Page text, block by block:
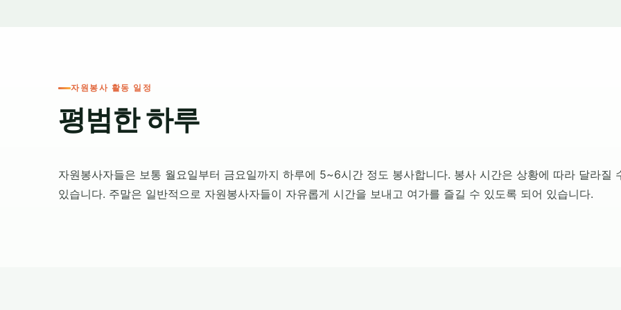
자원봉사 활동 일정
평범한 하루
자원봉사자들은 보통 월요일부터 금요일까지 하루에 5~6시간 정도 봉사합니다. 봉사 시간은 상황에 따라 달라질
있습니다. 주말은 일반적으로 자원봉사자들이 자유롭게 시간을 보내고 여가를 즐길 수 있도록 되어 있습니다.